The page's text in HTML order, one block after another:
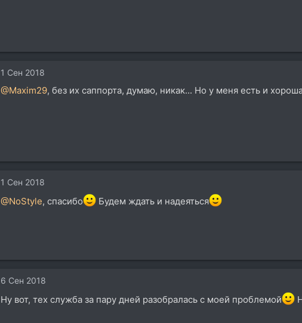
1 Сен 2018
@Maxim29, без их саппорта, думаю, никак... Но у меня есть и
1 Сен 2018
@NoStyle, спасибо Будем ждать и надеяться
6 Сен 2018
Ну вот, тех служба за пару дней разобралась с моей проблемой